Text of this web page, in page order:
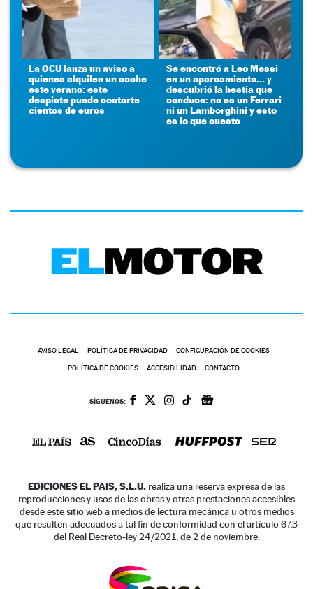
La OCU lanza un aviso a
quienes alquilen un coche
este verano: este
despiste puede costarte
cientos de euros
Se encontró a Leo Messi
en un aparcamiento... y
descubrió la bestia que
conduce: no es un Ferrari
ni un Lamborghini y esto
es lo que cuesta
AVISO LEGAL POLÍTICA DE PRIVACIDAD CONFIGURACIÓN DE COOKIES
POLÍTICA DE COOKIES ACCESIBILIDAD CONTACTO
SÍGUENOS:
EDICIONES EL PAIS, S.L.U. realiza una reserva expresa de las
reproducciones y usos de las obras y otras prestaciones accesibles
desde este sitio web a medios de lectura mecánica u otros medios
que resulten adecuados a tal fin de conformidad con el artículo 67.3
del Real Decreto-ley 24/2021, de 2 de noviembre.